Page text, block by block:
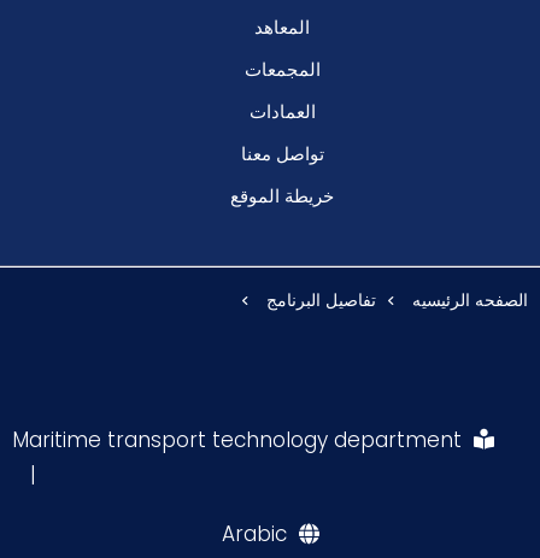
المعاهد
المجمعات
العمادات
تواصل معنا
خريطة الموقع
الصفحه الرئيسيه تفاصيل البرنامج
Maritime transport technology department
|
Arabic